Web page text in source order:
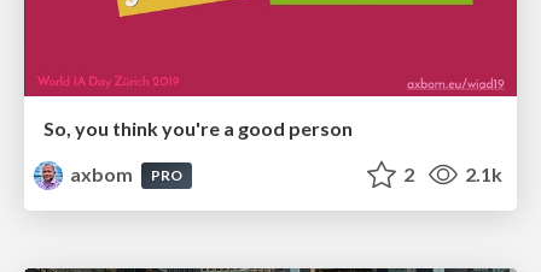
So, you think you're a good person
axbom
PRO 2 2.1k